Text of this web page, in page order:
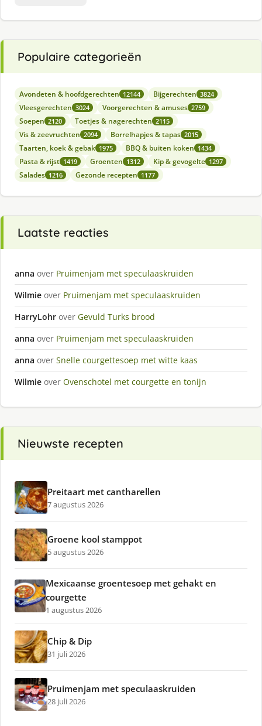
Populaire categorieën
Avondeten & hoofdgerechten 12144 Bijgerechten 3824
Vleesgerechten 3024 Voorgerechten & amuses 2759
Soepen 2120 Toetjes & nagerechten 2115
Vis & zeevruchten 2094 Borrelhapjes & tapas 2015
Taarten, koek & gebak 1975 BBQ & buiten koken 1434
Pasta & rijst 1419 Groenten 1312 Kip & gevogelte 1297
Salades 1216 Gezonde recepten 1177
Laatste reacties
anna over Pruimenjam met speculaaskruiden
Wilmie over Pruimenjam met speculaaskruiden
HarryLohr over Gevuld Turks brood
anna over Pruimenjam met speculaaskruiden
anna over Snelle courgettesoep met witte kaas
Wilmie over Ovenschotel met courgette en tonijn
Nieuwste recepten
Preitaart met cantharellen
7 augustus 2026
Groene kool stamppot
5 augustus 2026
Mexicaanse groentesoep met gehakt en
courgette
1 augustus 2026
Chip & Dip
31 juli 2026
Pruimenjam met speculaaskruiden
28 juli 2026